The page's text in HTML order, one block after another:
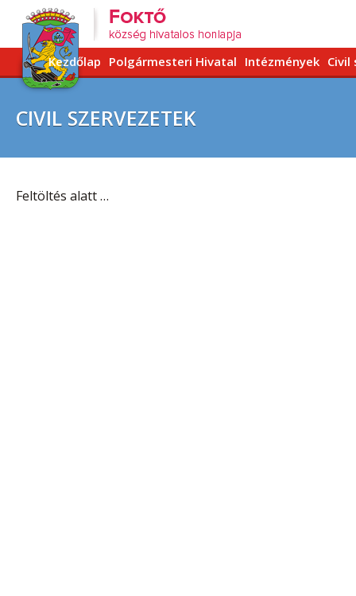
Kezdőlap Polgármesteri Hivatal Intézmények Civil
CIVIL SZERVEZETEK
Feltöltés alatt …